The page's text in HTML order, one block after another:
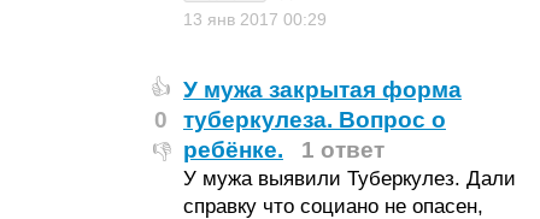
13 янв 2017 00:29
👍
0
👎
У мужа закрытая форма
туберкулеза. Вопрос о
ребёнке.
1 ответ
У мужа выявили Туберкулез. Дали
справку что социано не опасен,